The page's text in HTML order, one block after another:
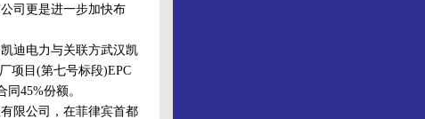
司更是进一步加快布
迪电力与关联方武汉凯
项目(第七号标段)EPC
45%份额。
限公司，在菲律宾首都